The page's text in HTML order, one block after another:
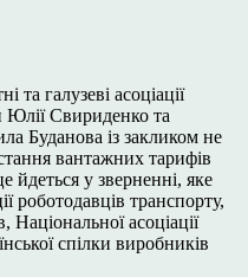
та галузеві асоціації
Юлії Свириденко та
Буданова із закликом не
вантажних тарифів
йдеться у зверненні, яке
роботодавців транспорту,
Національної асоціації
спілки виробників